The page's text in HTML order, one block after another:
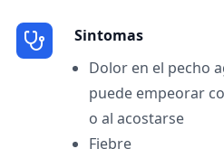
Sintomas
Dolor en el pecho
puede empeorar
o al acostarse
Fiebre